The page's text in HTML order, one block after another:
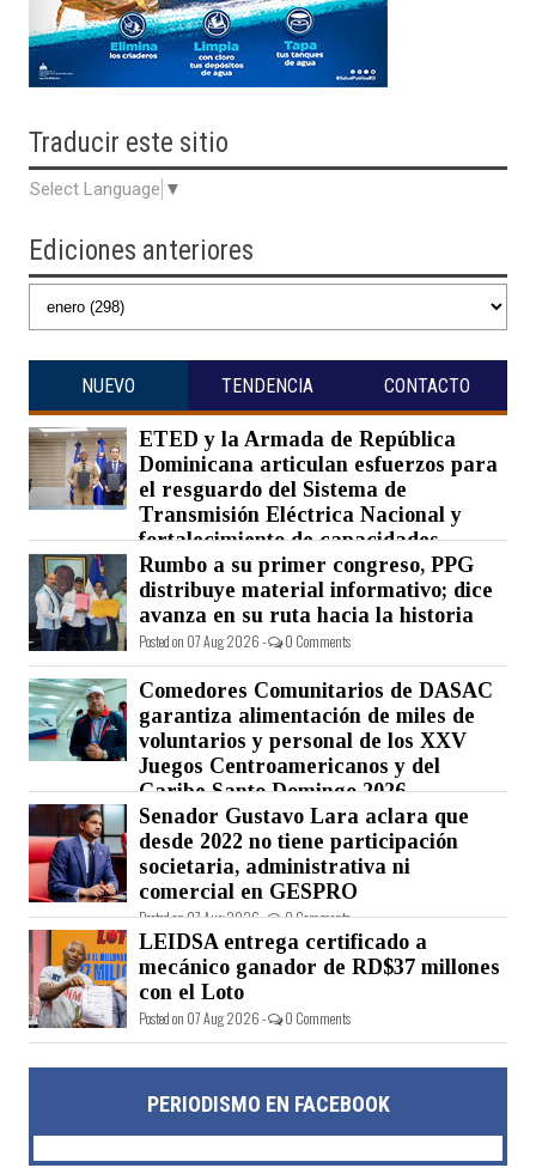
Traducir este sitio
Select Language ▼
Ediciones anteriores
NUEVO TENDENCIA CONTACTO
ETED y la Armada de República
Dominicana articulan esfuerzos para
el resguardo del Sistema de
Transmisión Eléctrica Nacional y
fortalecimiento de capacidades.
Posted on 07 Aug 2026 - 0 Comments
Rumbo a su primer congreso, PPG
distribuye material informativo; dice
avanza en su ruta hacia la historia
Posted on 07 Aug 2026 - 0 Comments
Comedores Comunitarios de DASAC
garantiza alimentación de miles de
voluntarios y personal de los XXV
Juegos Centroamericanos y del
Caribe Santo Domingo 2026
Posted on 07 Aug 2026 - 0 Comments
Senador Gustavo Lara aclara que
desde 2022 no tiene participación
societaria, administrativa ni
comercial en GESPRO
Posted on 07 Aug 2026 - 0 Comments
LEIDSA entrega certificado a
mecánico ganador de RD$37 millones
con el Loto
Posted on 07 Aug 2026 - 0 Comments
PERIODISMO EN FACEBOOK